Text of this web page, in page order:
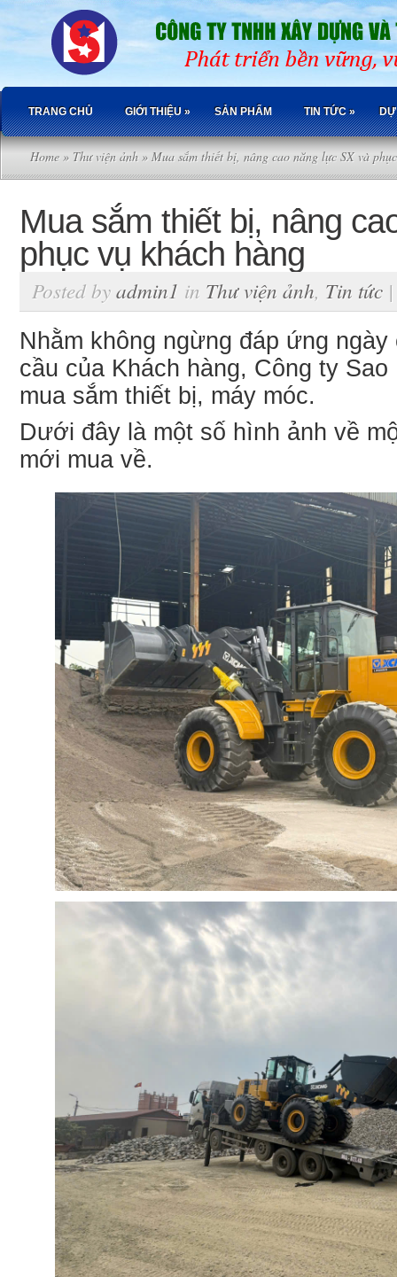
TRANG CHỦ GIỚI THIỆU» SẢN PHẨM TIN TỨC»
Home » Thư viện ảnh » Mua sắm thiết bị, nâng cao năng lực SX và
Mua sắm thiết bị, nâng
phục vụ khách hàng
Posted byadmin1 in Thư viện ảnh, Tin tức
Nhằm không ngừng đáp ứng
cầu của Khách hàng, Công ty
mua sắm thiết bị, máy móc.
Dưới đây là một số hình ảnh về
mới mua về.